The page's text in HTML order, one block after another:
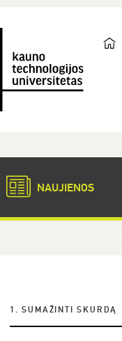
NAUJIENOS
1. SUMAŽINTI SKURDĄ